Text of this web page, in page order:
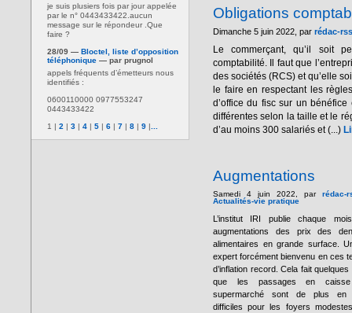
je suis plusiers fois par jour appelée
par le n° 0443433422.aucun
message sur le répondeur .Que
faire ?
28/09 — Bloctel, liste d’opposition
téléphonique — par prugnol
appels fréquents d’émetteurs nous
identifiés :
0600110000 0977553247
0443433422
1 | 2 | 3 | 4 | 5 | 6 | 7 | 8 | 9 |
Obligations
Dimanche 5 juin 2022, par rédac-rss
Le commerçant, qu’il soit
comptabilité. Il faut que
des sociétés (RCS) et qu’elle
le faire en respectant les
d’office du fisc sur un
différentes selon la taille et le
d’au moins 300 salariés et (...)
Augmentations
Samedi 4 juin 2022, par rédac-
Actualités-vie pratique
L’institut IRI publie chaque
augmentations des prix des
alimentaires en grande surface.
expert forcément bienvenu en ces
d’inflation record. Cela fait quelques
que les passages en
supermarché sont de plus en
difficiles pour les foyers